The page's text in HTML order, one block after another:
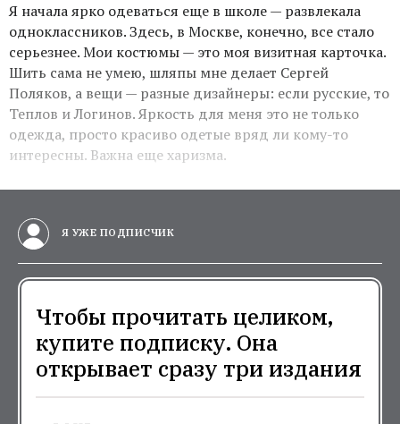
Я начала ярко одеваться еще в школе — развлекала
одноклассников. Здесь, в Москве, конечно, все стало
серьезнее. Мои костюмы — это моя визитная карточка.
Шить сама не умею, шляпы мне делает Сергей
Поляков, а вещи — разные дизайнеры: если русские, то
Теплов и Логинов. Яркость для меня это не только
одежда, просто красиво одетые вряд ли кому-то
интересны. Важна еще харизма.
Я УЖЕ ПОДПИСЧИК
Чтобы прочитать целиком,
купите подписку. Она
открывает сразу три издания